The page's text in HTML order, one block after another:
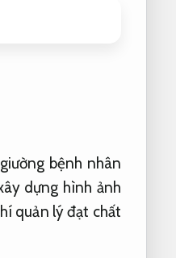
bệnh nhân
dựng hình ảnh
quản lý đạt chất